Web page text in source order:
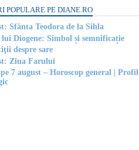
POPULARE PE DIANE.RO
Sfânta Teodora de la Sihla
Diogene: Simbol și semnificație
despre sare
Ziua Farului
7 august – Horoscop general | Profil